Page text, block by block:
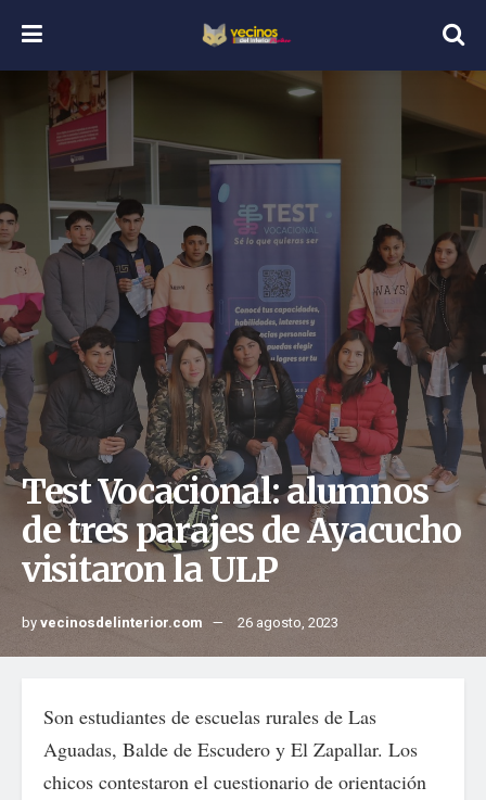
Test Vocacional: alumnos
de tres parajes de Ayacucho
visitaron la ULP
byvecinosdelinterior.com 26 agosto, 2023
Son estudiantes de escuelas rurales de Las
Aguadas, Balde de Escudero y El Zapallar. Los
chicos contestaron el cuestionario de orientación